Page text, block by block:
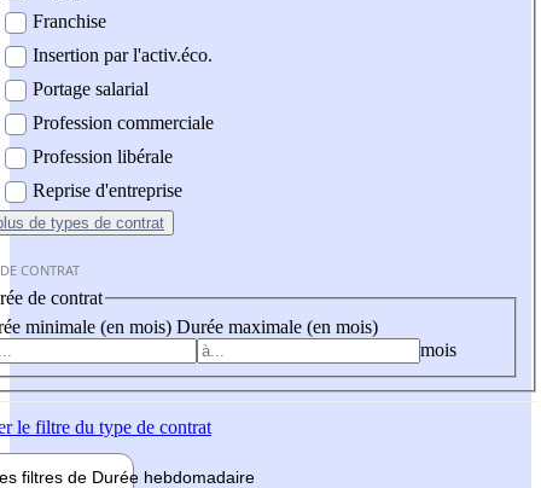
Franchise
Insertion par l'activ.éco.
Portage salarial
Profession commerciale
Profession libérale
Reprise d'entreprise
de types de contrat
CONTRAT
de contrat
minimale (en mois) Durée maximale (en mois)
mois
le filtre du type de contrat
filtres de Durée hebdomadaire